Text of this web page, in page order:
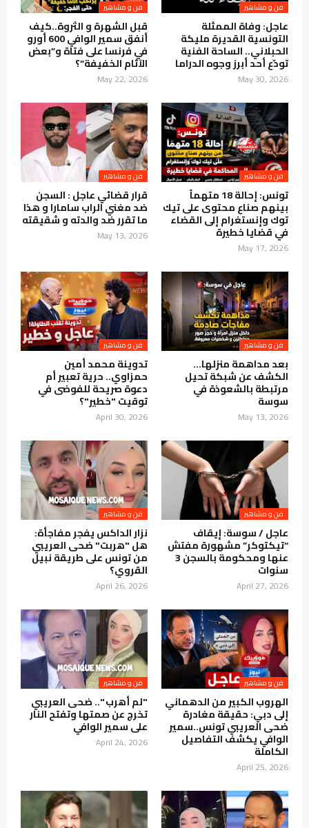
فن و مشاهير
عاجل: وفاة الممثلة
التونسية القديرة مليكة
الحبلاني.. الساحة الفنية
تودّع أحد أبرز وجوه الدراما
May 30, 2026
فن و مشاهير
قبل الشهرة و الثروة..كيف
أنفق سمير الوافي 600 أورو
في فرنسا على فتاة و”بعض
الآثام الخفيفة”؟
May 22, 2026
فن و مشاهير
تونس: إحالة 18 متهماً
بينهم صناع محتوى على تيك
توك وإنستغرام إلى القضاء
في قضايا خطيرة
May 17, 2026
فن و مشاهير
قرار قضائي عاجل : السجن
ضد مغني الراب سامارا و هذا
ما تقرر ضد والدته و شقيقته
May 13, 2026
فن و مشاهير
بعد مداهمة منزلها…
الكشف عن شبكة تحيل
مرتبطة بالشعوذة في
سوسة
May 13, 2026
فن و مشاهير
تدوينة محمد أمين
حمزاوي.. حرية تعبير أم
دعوة صريحة للفوضى في
توقيت "خطير"؟
April 30, 2026
فن و مشاهير
عاجل / سوسة: إيقاف
“تيكتوكر” مشهورة مفتش
عنها ومحكومة بالسجن 3
سنوات
April 27, 2026
فن و مشاهير
نزار الداكس يفجر مفاجأة:
هل "هربت" ضحى العريبي
من تونس على طريقة نبيل
القروي؟
April 26, 2026
فن و مشاهير
الهروب الكبير من الدهماني
إلى دبي: حقيقة مغادرة
ضحى العريبي تونس..سمير
الوافي يكشف التفاصيل
الكاملة
April 25, 2026
فن و مشاهير
"لم أهرب ".. ضحى العريبي
تخرج عن صمتها وتفتح النار
على سمير الوافي
April 24, 2026